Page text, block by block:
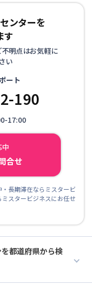
ンターを
す
明点はお気軽に
い
ート
190
17:00
合せ
長期滞在ならミスタービ
スタービジネスにお任せ
都道府県から検